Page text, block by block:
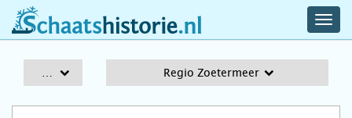
schaatshistorie.nl
Regio Zoetermeer